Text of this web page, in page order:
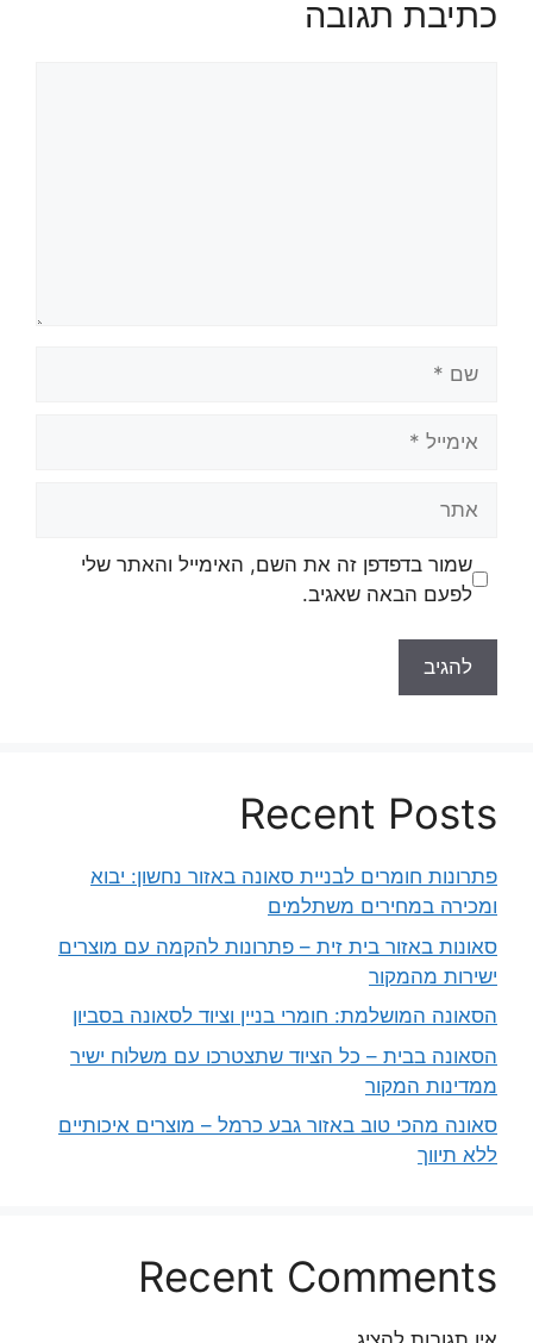
כתיבת תגובה
שמור בדפדפן זה את השם, האימייל והאתר שלי
לפעם הבאה שאגיב.
Recent Posts
פתרונות חומרים לבניית סאונה באזור נחשון: יבוא
ומכירה במחירים משתלמים
סאונות באזור בית זית – פתרונות להקמה עם מוצרים
ישירות מהמקור
הסאונה המושלמת: חומרי בניין וציוד לסאונה בסביון
הסאונה בבית – כל הציוד שתצטרכו עם משלוח ישיר
ממדינות המקור
סאונה מהכי טוב באזור גבע כרמל – מוצרים איכותיים
ללא תיווך
Recent Comments